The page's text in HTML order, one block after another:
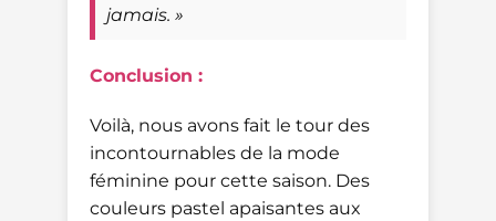
jamais. »
Conclusion :
Voilà, nous avons fait le tour des
incontournables de la mode
féminine pour cette saison. Des
couleurs pastel apaisantes aux